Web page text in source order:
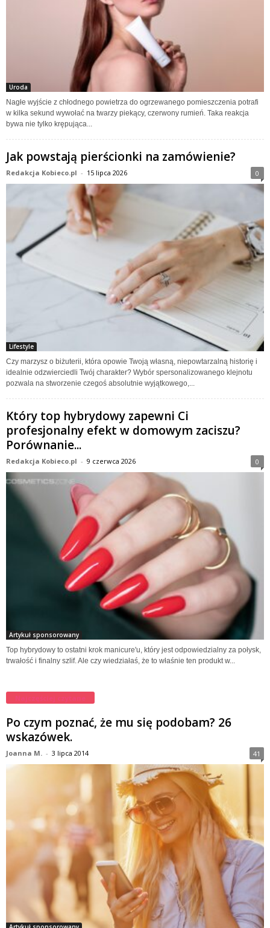
Uroda
Nagłe wyjście z chłodnego powietrza do ogrzewanego pomieszczenia potrafi
w kilka sekund wywołać na twarzy piekący, czerwony rumień. Taka reakcja
bywa nie tylko krępująca...
Jak powstają pierścionki na zamówienie?
Redakcja Kobieco.pl - 15 lipca 2026 0
Lifestyle
Czy marzysz o biżuterii, która opowie Twoją własną, niepowtarzalną historię i
idealnie odzwierciedli Twój charakter? Wybór spersonalizowanego klejnotu
pozwala na stworzenie czegoś absolutnie wyjątkowego,...
Który top hybrydowy zapewni Ci
profesjonalny efekt w domowym zaciszu?
Porównanie...
Redakcja Kobieco.pl - 9 czerwca 2026 0
Artykuł sponsorowany
Top hybrydowy to ostatni krok manicure'u, który jest odpowiedzialny za połysk,
trwałość i finalny szlif. Ale czy wiedziałaś, że to właśnie ten produkt w...
Najczęściej czytane
Po czym poznać, że mu się podobam? 26
wskazówek.
Joanna M. - 3 lipca 2014 41